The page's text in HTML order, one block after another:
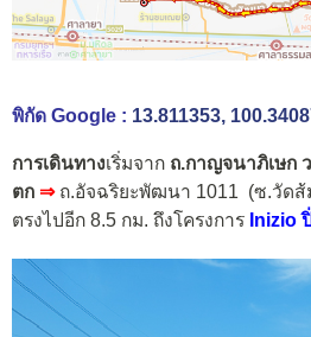
พิกัด Google : 13.811353,
การเดินทางเริ่มจาก ถ.กาญจนาภิเษก
ตก ⇒ถ.อัจฉริยะพัฒนา 1011 (ซ.วัดส้
ตรงไปอีก 8.5 กม. ถึงโครงการ Inizio